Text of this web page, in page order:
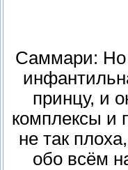
Саммари: Но
принцу, и
комплексы и
не так
обо всём